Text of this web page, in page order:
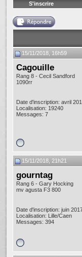
S'inscrire
15/11/2018, 16h59
Cagouille
Rang 8 - Cecil Sandford
1090rr
Date d'inscription: avril
Localisation: 19240
Messages: 7
15/11/2018, 21h21
gourntag
Rang 6 - Gary Hocking
mv agusta F3 800
Date d'inscription: juin
Localisation: Lille/Caen
Messages: 394